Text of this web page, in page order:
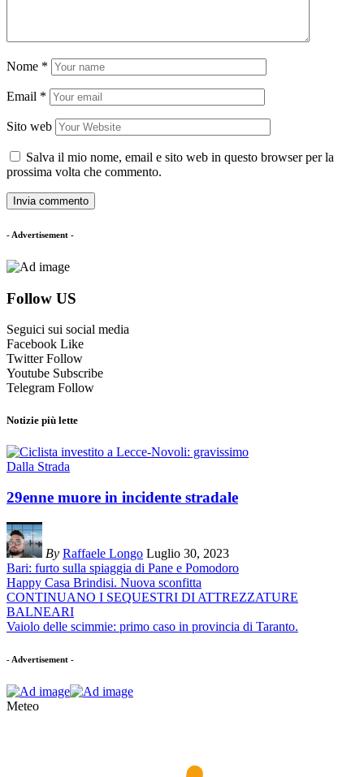
Nome *
Email *
Sito web
Salva il mio nome, email e sito web in questo browser per la
prossima volta che commento.
- Advertisement -
Follow US
Seguici sui social media
Facebook Like
Twitter Follow
Youtube Subscribe
Telegram Follow
Notizie più lette
Dalla Strada
29enne muore in incidente stradale
By Raffaele Longo Luglio 30, 2023
Bari: furto sulla spiaggia di Pane e Pomodoro
Happy Casa Brindisi. Nuova sconfitta
CONTINUANO I SEQUESTRI DI ATTREZZATURE
BALNEARI
Vaiolo delle scimmie: primo caso in provincia di Taranto.
- Advertisement -
Meteo